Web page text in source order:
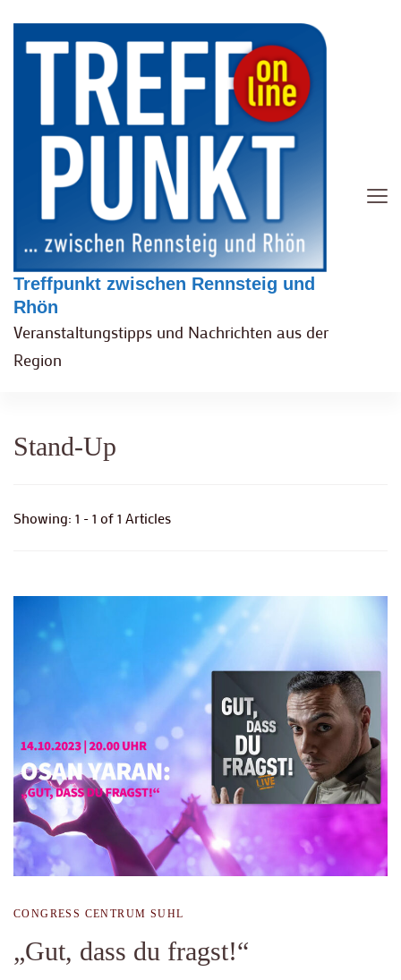
Treffpunkt zwischen Rennsteig und
Rhön
Veranstaltungstipps und Nachrichten aus der
Region
Stand-Up
Showing: 1 - 1 of 1 Articles
CONGRESS CENTRUM SUHL
„Gut, dass du fragst!“